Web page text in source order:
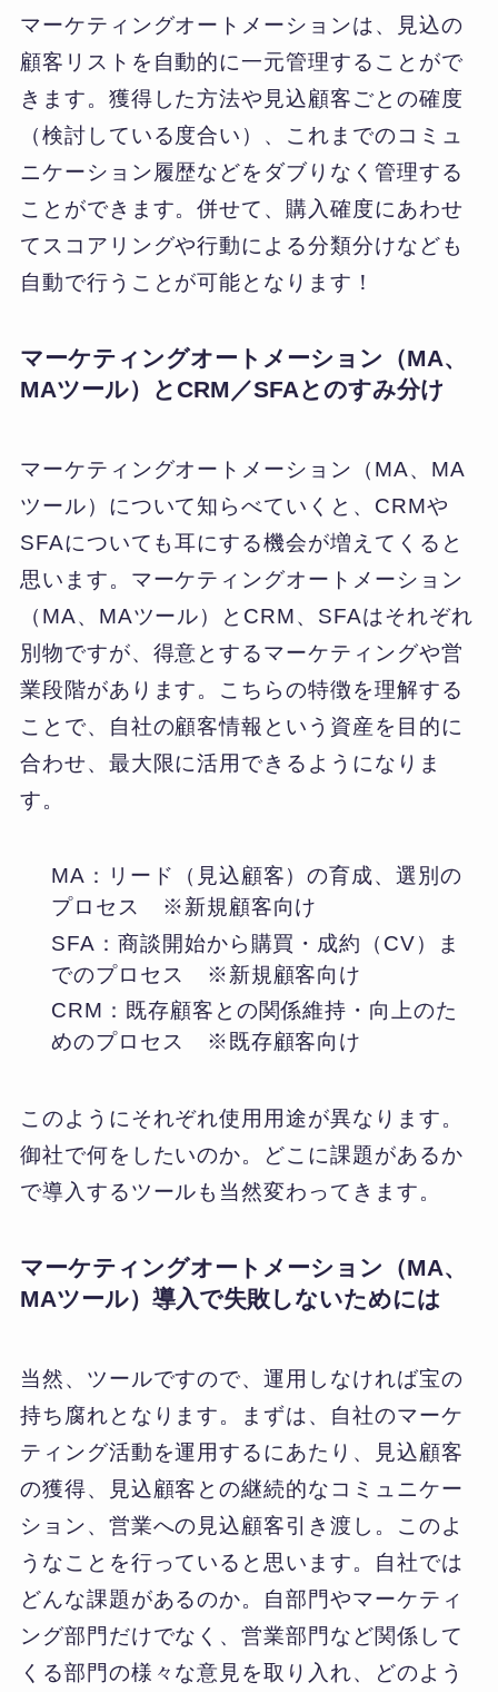
マーケティングオートメーションは、見込の
顧客リストを自動的に一元管理することがで
きます。獲得した方法や見込顧客ごとの確度
（検討している度合い）、これまでのコミュ
ニケーション履歴などをダブりなく管理する
ことができます。併せて、購入確度にあわせ
てスコアリングや行動による分類分けなども
自動で行うことが可能となります！
マーケティングオートメーション（MA、
MAツール）とCRM／SFAとのすみ分け
マーケティングオートメーション（MA、MA
ツール）について知らべていくと、CRMや
SFAについても耳にする機会が増えてくると
思います。マーケティングオートメーション
（MA、MAツール）とCRM、SFAはそれぞれ
別物ですが、得意とするマーケティングや営
業段階があります。こちらの特徴を理解する
ことで、自社の顧客情報という資産を目的に
合わせ、最大限に活用できるようになりま
す。
MA：リード（見込顧客）の育成、選別の
プロセス ※新規顧客向け
SFA：商談開始から購買・成約（CV）ま
でのプロセス ※新規顧客向け
CRM：既存顧客との関係維持・向上のた
めのプロセス ※既存顧客向け
このようにそれぞれ使用用途が異なります。
御社で何をしたいのか。どこに課題があるか
で導入するツールも当然変わってきます。
マーケティングオートメーション（MA、
MAツール）導入で失敗しないためには
当然、ツールですので、運用しなければ宝の
持ち腐れとなります。まずは、自社のマーケ
ティング活動を運用するにあたり、見込顧客
の獲得、見込顧客との継続的なコミュニケー
ション、営業への見込顧客引き渡し。このよ
うなことを行っていると思います。自社では
どんな課題があるのか。自部門やマーケティ
ング部門だけでなく、営業部門など関係して
くる部門の様々な意見を取り入れ、どのよう